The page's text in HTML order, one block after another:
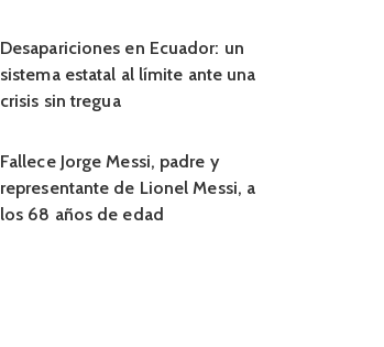
Desapariciones en Ecuador: un
sistema estatal al límite ante una
crisis sin tregua
Fallece Jorge Messi, padre y
representante de Lionel Messi, a
los 68 años de edad